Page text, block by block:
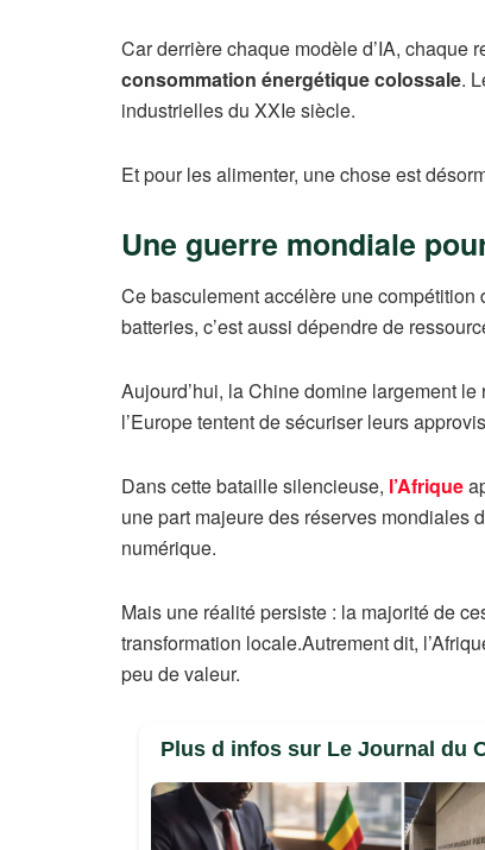
Car derrière chaque modèle d’IA, chaque
consommation énergétique colossale.
industrielles du XXIe siècle.
Et pour les alimenter, une chose est
Une guerre mondiale
Ce basculement accélère une
batteries, c’est aussi dépendre de
Aujourd’hui, la Chine domine largement
l’Europe tentent de sécuriser leurs
Dans cette bataille silencieuse, l’Afrique
une part majeure des réserves mondiales
numérique.
Mais une réalité persiste : la majorité de
transformation locale.Autrement dit,
peu de valeur.
Plus d infos sur Le Journal du